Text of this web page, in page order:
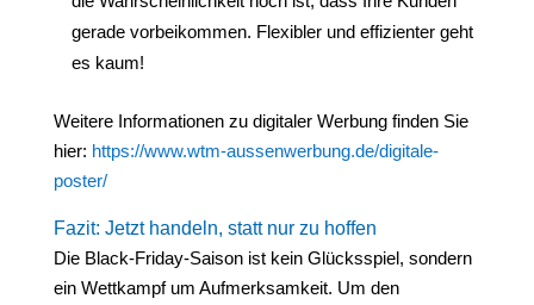
gerade vorbeikommen. Flexibler und effizienter geht
es kaum!
Weitere Informationen zu digitaler Werbung finden Sie
hier: https://www.wtm-aussenwerbung.de/digitale-
poster/
Fazit: Jetzt handeln, statt nur zu hoffen
Die Black-Friday-Saison ist kein Glücksspiel, sondern
ein Wettkampf um Aufmerksamkeit. Um den